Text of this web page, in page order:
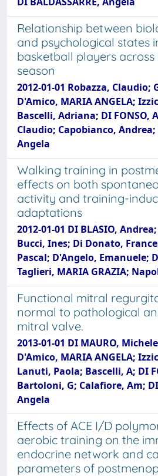
Relationship between
and psychological states
basketball players
season
2012-01-01 Robazza, Claudio;
D'Amico, MARIA ANGELA;
Bascelli, Adriana; DI FONSO,
Claudio; Capobianco, Andrea;
Angela
Walking training in
effects on both
activity and training-
adaptations
2012-01-01 DI BLASIO,
Bucci, Ines; Di Donato,
Pascal; D'Angelo, Emanuele;
Taglieri, MARIA GRAZIA;
Functional mitral
normal to pathological
mitral valve.
2013-01-01 DI MAURO,
D'Amico, MARIA ANGELA;
Lanuti, Paola; Bascelli, A; DI
Bartoloni, G; Calafiore, Am; DI
Angela
Effects of ACE I/D
aerobic training on the
endocrine network and
parameters of